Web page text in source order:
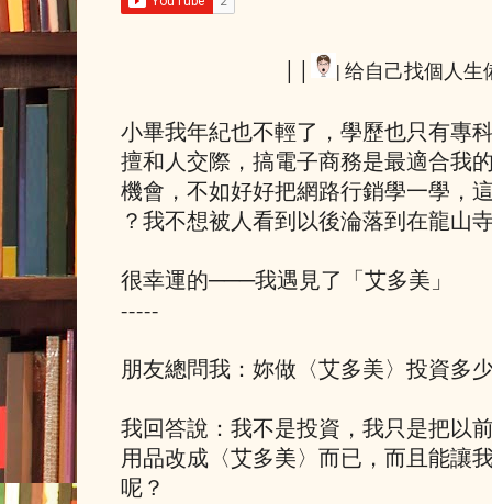
| 给自己找個人生
小畢我年紀也不輕了，學歷也​只有專
擅和人交際，搞電子商務是最適合​我​
機會，​不如​好好把網路行銷學一學，
？​我不想​被人看到​以後​淪落到​在龍山
很幸運的───我遇見了「艾多美」
-----
朋友總問我：妳做〈艾多美〉投資多
我回答說：我不是投資，我只是把以
用品改成〈艾多美〉而已，而且能讓
呢？